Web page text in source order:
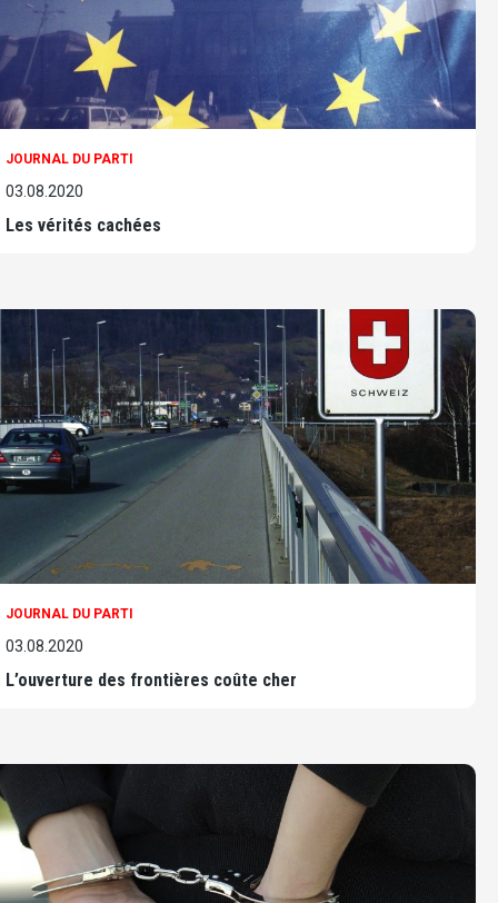
JOURNAL DU PARTI
03.08.2020
Les vérités cachées
JOURNAL DU PARTI
03.08.2020
L’ouverture des frontières coûte cher